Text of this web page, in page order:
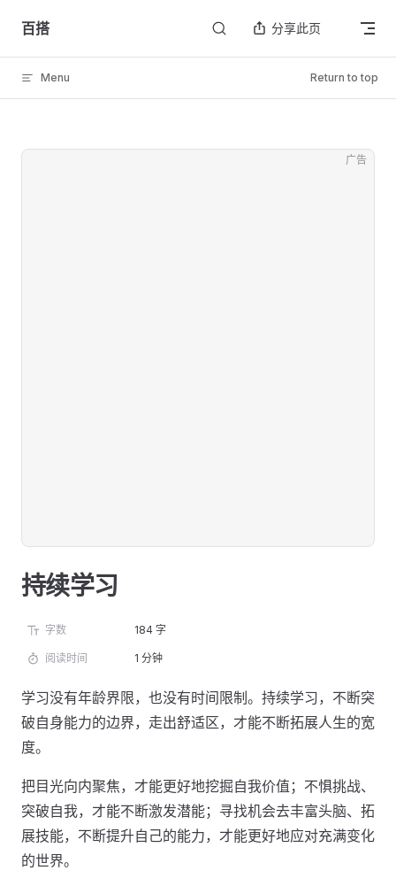
Skip to content
百搭 分享此页
Menu Return to top
广告
持续学习
字数 184 字
阅读时间 1 分钟
学习没有年龄界限，也没有时间限制。持续学习，不断突
破自身能力的边界，走出舒适区，才能不断拓展人生的宽
度。
把目光向内聚焦，才能更好地挖掘自我价值；不惧挑战、
突破自我，才能不断激发潜能；寻找机会去丰富头脑、拓
展技能，不断提升自己的能力，才能更好地应对充满变化
的世界。